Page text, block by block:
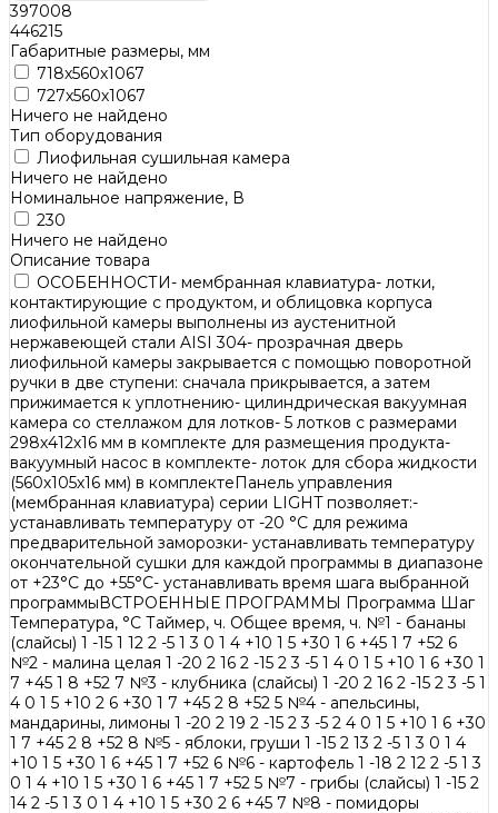
397008
446215
Габаритные размеры, мм
718х560х1067
727х560х1067
Ничего не найдено
Тип оборудования
Лиофильная сушильная камера
Ничего не найдено
Номинальное напряжение, В
230
Ничего не найдено
Описание товара
ОСОБЕННОСТИ- мембранная клавиатура- лотки,
контактирующие с продуктом, и облицовка корпуса
лиофильной камеры выполнены из аустенитной
нержавеющей стали AISI 304- прозрачная дверь
лиофильной камеры закрывается с помощью поворотной
ручки в две ступени: сначала прикрывается, а затем
прижимается к уплотнению- цилиндрическая вакуумная
камера со стеллажом для лотков- 5 лотков с размерами
298х412х16 мм в комплекте для размещения продукта-
вакуумный насос в комплекте- лоток для сбора жидкости
(560х105х16 мм) в комплектеПанель управления
(мембранная клавиатура) серии LIGHT позволяет:-
устанавливать температуру от -20 °C для режима
предварительной заморозки- устанавливать температуру
окончательной сушки для каждой программы в диапазоне
от +23°C до +55°C- устанавливать время шага выбранной
программыВСТРОЕННЫЕ ПРОГРАММЫ Программа Шаг
Температура, °C Таймер, ч. Общее время, ч. №1 - бананы
(слайсы) 1 -15 1 12 2 -5 1 3 0 1 4 +10 1 5 +30 1 6 +45 1 7 +52 6
№2 - малина целая 1 -20 2 16 2 -15 2 3 -5 1 4 0 1 5 +10 1 6 +30 1
7 +45 1 8 +52 7 №3 - клубника (слайсы) 1 -20 2 16 2 -15 2 3 -5 1
4 0 1 5 +10 2 6 +30 1 7 +45 2 8 +52 5 №4 - апельсины,
мандарины, лимоны 1 -20 2 19 2 -15 2 3 -5 2 4 0 1 5 +10 1 6 +30
1 7 +45 2 8 +52 8 №5 - яблоки, груши 1 -15 2 13 2 -5 1 3 0 1 4
+10 1 5 +30 1 6 +45 1 7 +52 6 №6 - картофель 1 -18 2 12 2 -5 1 3
0 1 4 +10 1 5 +30 1 6 +45 1 7 +52 5 №7 - грибы (слайсы) 1 -15 2
14 2 -5 1 3 0 1 4 +10 1 5 +30 2 6 +45 7 №8 - помидоры